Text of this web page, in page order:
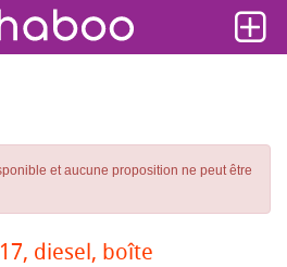
et aucune proposition ne peut être
diesel, boîte